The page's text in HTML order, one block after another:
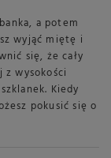
a potem
wyjąć miętę i
się, że cały
z wysokości
Kiedy
pokusić się o